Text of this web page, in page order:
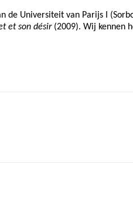
de Universiteit van Parijs I
et son désir(2009). Wij kennen